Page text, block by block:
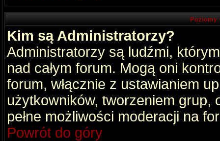
Kim są Administratorzy?
Administratorzy są ludźmi,
nad całym forum. Mogą oni
forum, włącznie z ustawianiem
użytkowników, tworzeniem grup,
pełne możliwości moderacji na
Powrót do góry